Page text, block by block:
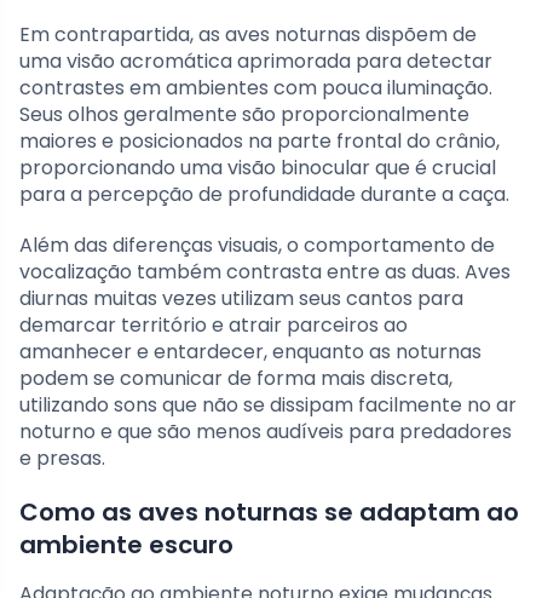
Em contrapartida, as aves noturnas dispõem de
uma visão acromática aprimorada para detectar
contrastes em ambientes com pouca iluminação.
Seus olhos geralmente são proporcionalmente
maiores e posicionados na parte frontal do crânio,
proporcionando uma visão binocular que é crucial
para a percepção de profundidade durante a caça.
Além das diferenças visuais, o comportamento de
vocalização também contrasta entre as duas. Aves
diurnas muitas vezes utilizam seus cantos para
demarcar território e atrair parceiros ao
amanhecer e entardecer, enquanto as noturnas
podem se comunicar de forma mais discreta,
utilizando sons que não se dissipam facilmente no ar
noturno e que são menos audíveis para predadores
e presas.
Como as aves noturnas se adaptam ao
ambiente escuro